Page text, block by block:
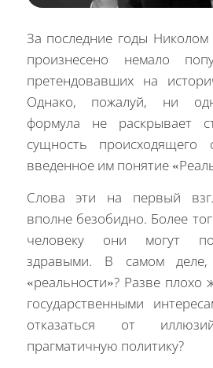
За последние годы
произнесено немало
претендовавших на
Однако, пожалуй, ни
формула не раскрывает
сущность
введенное им понятие
Слова эти на первый
вполне безобидно. Более
человеку они могут
здравыми. В самом
«реальности»? Разве
государственными
отказаться от
прагматичную политику?